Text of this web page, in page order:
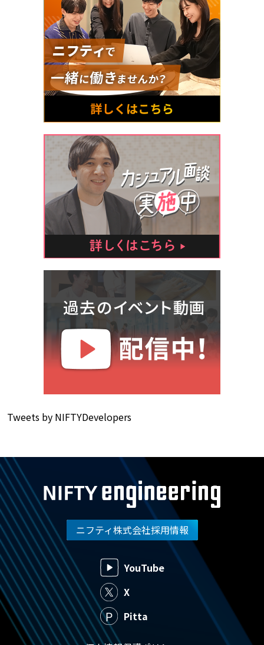
Tweets by NIFTYDevelopers
ニフティ株式会社採用情報
YouTube
X
Pitta